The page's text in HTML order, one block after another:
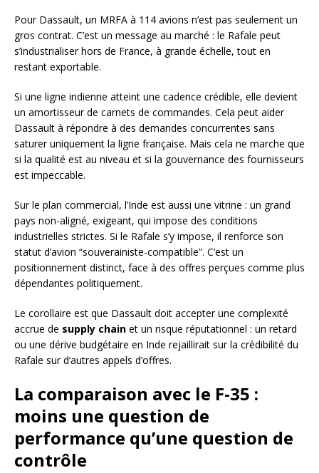
Pour Dassault, un MRFA à 114 avions n’est pas seulement un
gros contrat. C’est un message au marché : le Rafale peut
s’industrialiser hors de France, à grande échelle, tout en
restant exportable.
Si une ligne indienne atteint une cadence crédible, elle devient
un amortisseur de carnets de commandes. Cela peut aider
Dassault à répondre à des demandes concurrentes sans
saturer uniquement la ligne française. Mais cela ne marche que
si la qualité est au niveau et si la gouvernance des fournisseurs
est impeccable.
Sur le plan commercial, l’Inde est aussi une vitrine : un grand
pays non-aligné, exigeant, qui impose des conditions
industrielles strictes. Si le Rafale s’y impose, il renforce son
statut d’avion “souverainiste-compatible”. C’est un
positionnement distinct, face à des offres perçues comme plus
dépendantes politiquement.
Le corollaire est que Dassault doit accepter une complexité
accrue de supply chain et un risque réputationnel : un retard
ou une dérive budgétaire en Inde rejaillirait sur la crédibilité du
Rafale sur d’autres appels d’offres.
La comparaison avec le F-35 :
moins une question de
performance qu’une question de
contrôle